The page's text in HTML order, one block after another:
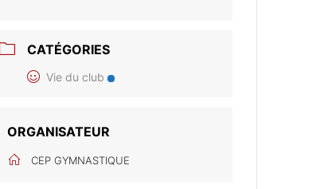
CATÉGORIES
Vie du club
ORGANISATEUR
CEP GYMNASTIQUE